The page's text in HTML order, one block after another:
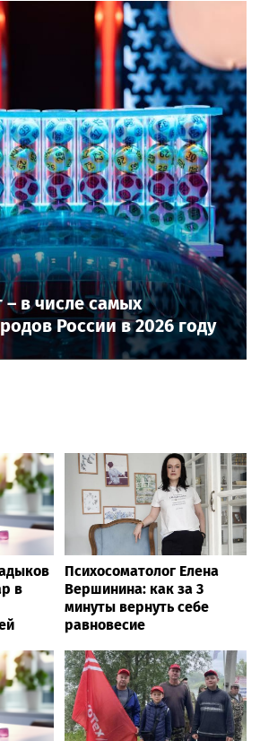
– в числе самых
России в 2026 году
в
Психосоматолог Елена
Вершинина: как за 3
минуты вернуть себе
равновесие